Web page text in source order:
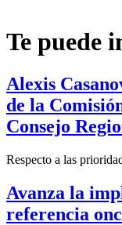
Te puede
Alexis
de la
Consejo
Respecto a las
Avanza la
referencia